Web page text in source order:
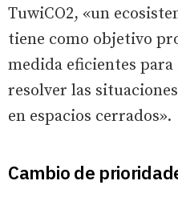
TuwiCO2, «un
tiene como objetivo
medida eficientes
resolver las
en espacios cerrados».
Cambio de